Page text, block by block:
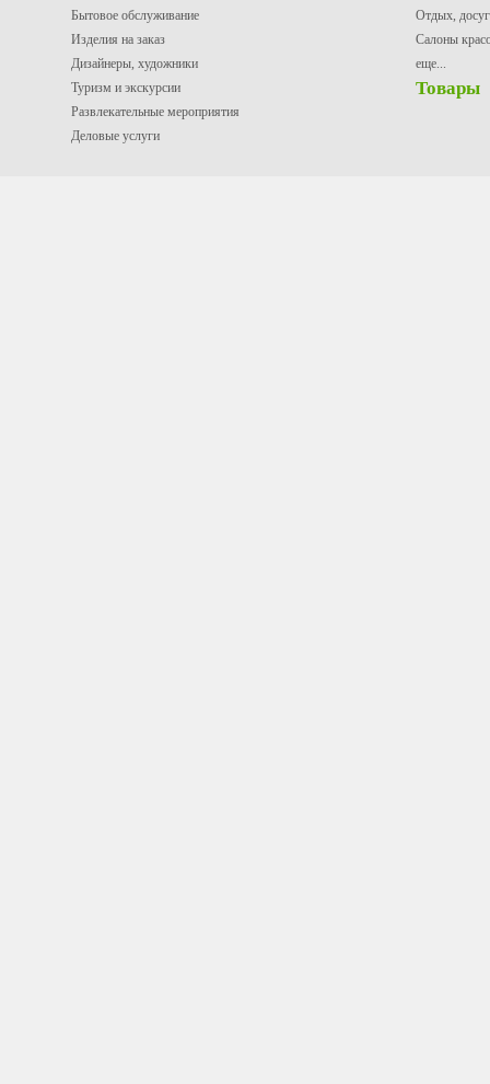
Бытовое обслуживание
Изделия на заказ
Дизайнеры, художники
Туризм и экскурсии
Развлекательные мероприятия
Деловые услуги
Отдых, досуг
Салоны
еще...
Товары